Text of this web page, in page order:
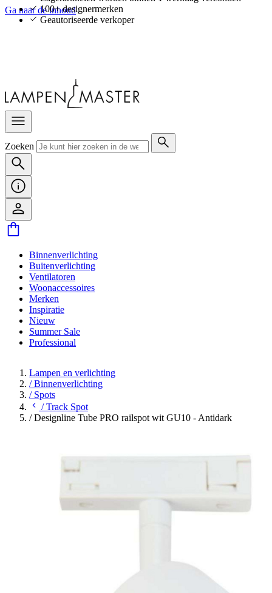
Ga naar de inhoud100+ designermerken
Geautoriseerde verkoper
Zoeken
Binnenverlichting
Buitenverlichting
Ventilatoren
Woonaccessoires
Merken
Inspiratie
Nieuw
Summer Sale
Professional
Lampen en verlichting
/ Binnenverlichting
/ Spots
/ Track Spot
/ Designline Tube PRO railspot wit GU10 - Antidark